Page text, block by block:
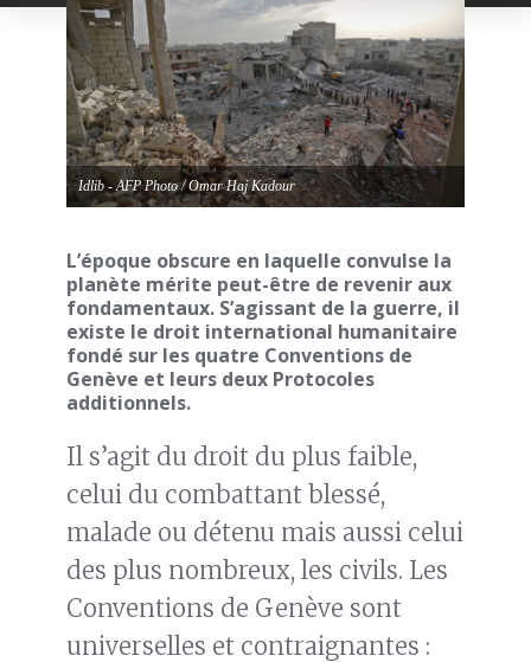
Idlib - AFP Photo / Omar Haj Kadour
L’époque obscure en laquelle convulse la
planète mérite peut-être de revenir aux
fondamentaux. S’agissant de la guerre, il
existe le droit international humanitaire
fondé sur les quatre Conventions de
Genève et leurs deux Protocoles
additionnels.
Il s’agit du droit du plus faible,
celui du combattant blessé,
malade ou détenu mais aussi celui
des plus nombreux, les civils. Les
Conventions de Genève sont
universelles et contraignantes :